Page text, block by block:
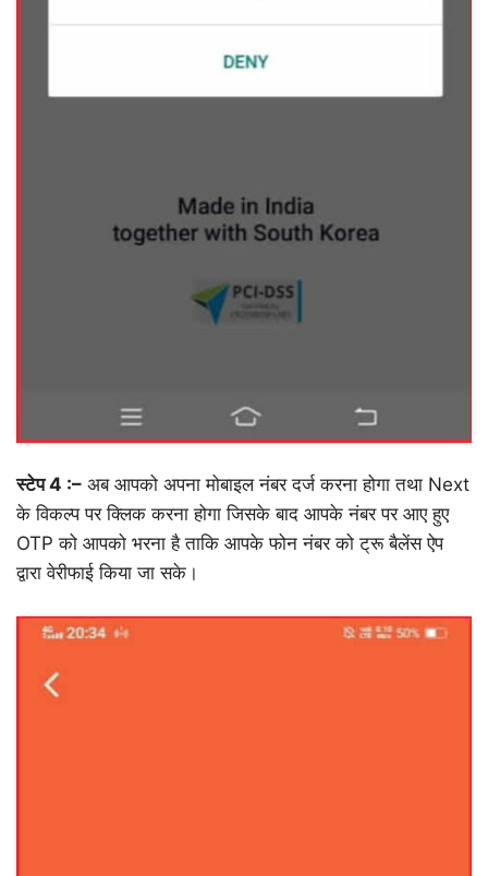
स्टेप 4 :– अब आपको अपना मोबाइल नंबर दर्ज करना होगा तथा Next
के विकल्प पर क्लिक करना होगा जिसके बाद आपके नंबर पर आए हुए
OTP को आपको भरना है ताकि आपके फोन नंबर को ट्रू बैलेंस ऐप
द्वारा वेरीफाई किया जा सके।